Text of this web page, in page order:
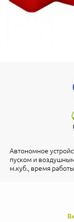
Автономное
пуском и
м.куб., время